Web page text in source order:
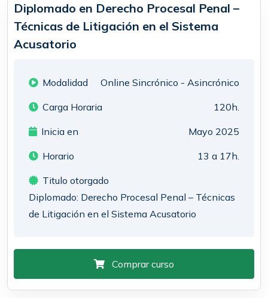
Diplomado en Derecho Procesal Penal –
Técnicas de Litigación en el Sistema
Acusatorio
Modalidad Online Sincrónico - Asincrónico
Carga Horaria 120h.
Inicia en Mayo 2025
Horario 13 a 17h.
Titulo otorgado
Diplomado: Derecho Procesal Penal – Técnicas
de Litigación en el Sistema Acusatorio
Comprar curso